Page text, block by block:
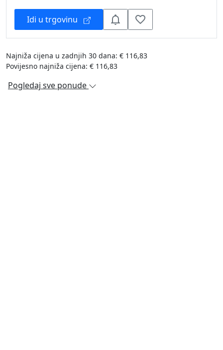
Idi u trgovinu
Najniža cijena u zadnjih 30 dana: € 116,83
Povijesno najniža cijena: € 116,83
Pogledaj sve ponude